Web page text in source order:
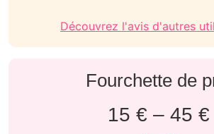
Découvrez l'avis d'autres
Fourchette de
15 € – 45 €